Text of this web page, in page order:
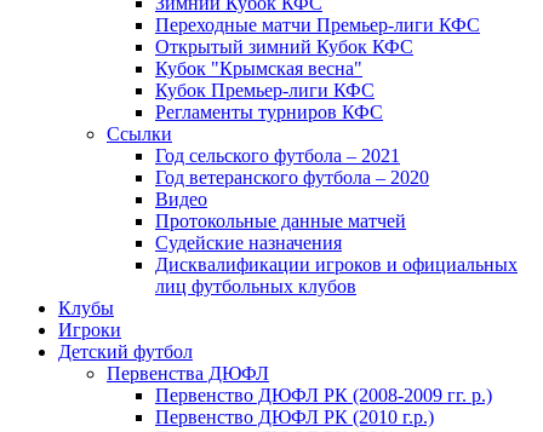
Переходные матчи Премьер-лиги КФС
Открытый зимний Кубок КФС
Кубок "Крымская весна"
Кубок Премьер-лиги КФС
Регламенты турниров КФС
Ссылки
Год сельского футбола – 2021
Год ветеранского футбола – 2020
Видео
Протокольные данные матчей
Судейские назначения
Дисквалификации игроков и официальных
лиц футбольных клубов
Клубы
Игроки
Детский футбол
Первенства ДЮФЛ
Первенство ДЮФЛ РК (2008-2009 гг. р.)
Первенство ДЮФЛ РК (2010 г.р.)